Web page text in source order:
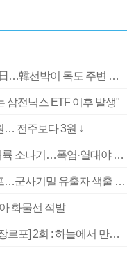
[속보] 여전히 ‘독도는 우리땅’ 외치는 日…韓선박이 독도 주변 해양조사 활동하자 반발
삼전닉스 ETF 이후 발생"
… 전주보다 3원 ↓
부산 울산 경남 구름 많고 경남 북서내륙 소나기…폭염·열대야 계속
‘탄약 부족 사태’ 보도에 격노한 트럼프…군사기밀 유출자 색출 지시
화물선 적발
[2026 부산청소년극지체험탐험대 현장르포] 2회 : 하늘에서 만난 얼음의 나라